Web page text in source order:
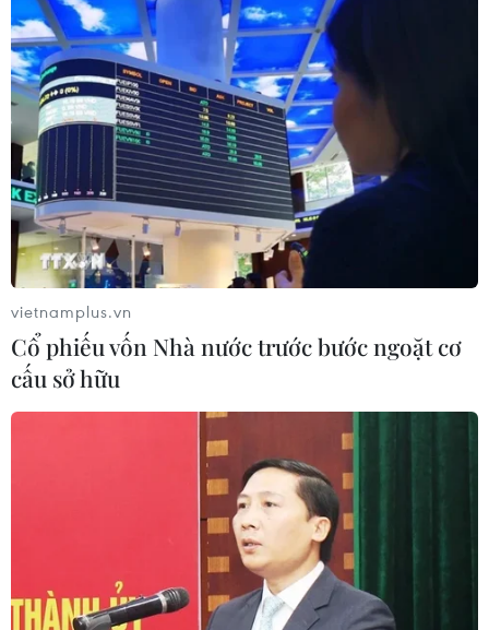
TIN CÙNG CHUYÊN MỤC
Tập đoàn Sovico được vinh danh
“Dấu ấn Thương hiệu Việt hàng đầu”
vietnamplus.vn
Cổ phiếu vốn Nhà nước trước bước ngoặt cơ
cấu sở hữu